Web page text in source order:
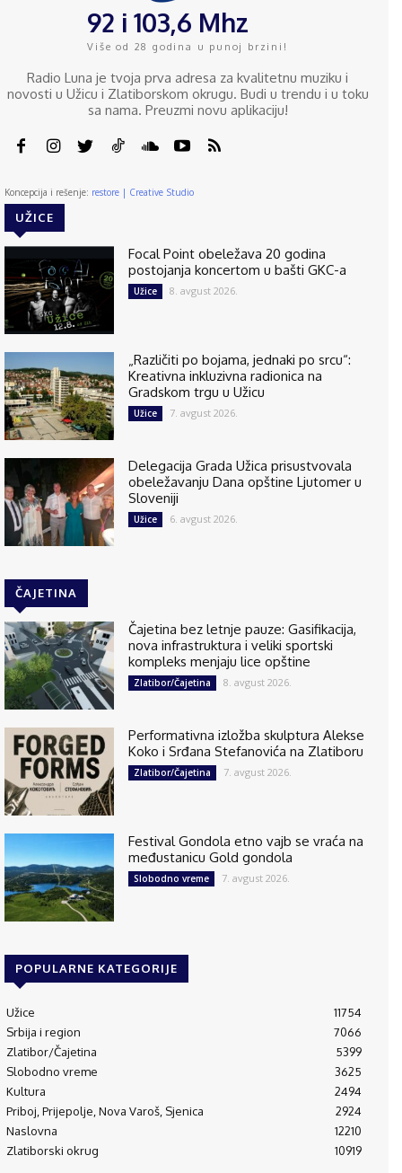
92 i 103,6 Mhz
Više od 28 godina u punoj brzini!
Radio Luna je tvoja prva adresa za kvalitetnu muziku i
novosti u Užicu i Zlatiborskom okrugu. Budi u trendu i u toku
sa nama. Preuzmi novu aplikaciju!
Koncepcija i rešenje: restore | Creative Studio
UŽICE
Focal Point obeležava 20 godina
postojanja koncertom u bašti GKC-a
Užice 8. avgust 2026.
„Različiti po bojama, jednaki po srcu“:
Kreativna inkluzivna radionica na
Gradskom trgu u Užicu
Užice 7. avgust 2026.
Delegacija Grada Užica prisustvovala
obeležavanju Dana opštine Ljutomer u
Sloveniji
Užice 6. avgust 2026.
ČAJETINA
Čajetina bez letnje pauze: Gasifikacija,
nova infrastruktura i veliki sportski
kompleks menjaju lice opštine
Zlatibor/Čajetina 8. avgust 2026.
Performativna izložba skulptura Alekse
Koko i Srđana Stefanovića na Zlatiboru
Zlatibor/Čajetina 7. avgust 2026.
Festival Gondola etno vajb se vraća na
međustanicu Gold gondola
Slobodno vreme 7. avgust 2026.
POPULARNE KATEGORIJE
Užice
11754
Srbija i region
7066
Zlatibor/Čajetina
5399
Slobodno vreme
3625
Kultura
2494
Priboj, Prijepolje, Nova Varoš, Sjenica
2924
Naslovna
12210
Zlatiborski okrug
10919